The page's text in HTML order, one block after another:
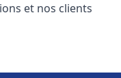
et nos clients